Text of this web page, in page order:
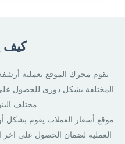
كيف
يقوم محرك الموقع بعملية
المختلفة بشكل دورى للحصول
مختلف
موقع أسعار العملات يقوم بشكل
العملية لضمان الحصول على اخر